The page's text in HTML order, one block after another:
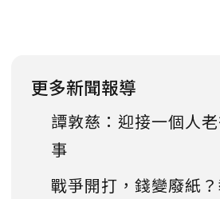
更多新聞報導
譚敦慈：迎接一個人
事
戰爭開打，錢變廢紙